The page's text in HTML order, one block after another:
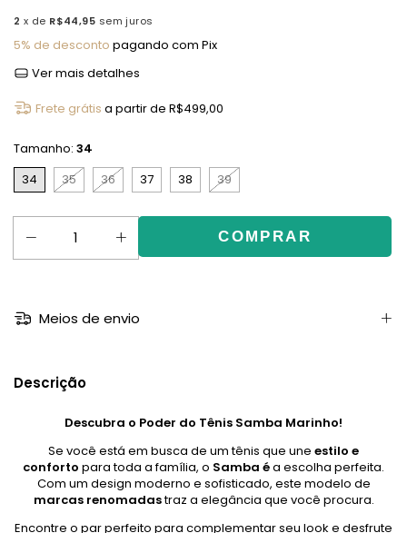
2 x de R$44,95 sem juros
5% de desconto pagando com Pix
Ver mais detalhes
Frete grátis a partir de R$499,00
Tamanho: 34
34
35 36 37 38 39
Meios de envio
Descrição
Descubra o Poder do Tênis Samba Marinho!
Se você está em busca de um tênis que une estilo e
conforto para toda a família, o Samba éa escolha perfeita.
Com um design moderno e sofisticado, este modelo de
marcas renomadastraz a elegância que você procura.
Encontre o par perfeito para complementar seu look e desfrute